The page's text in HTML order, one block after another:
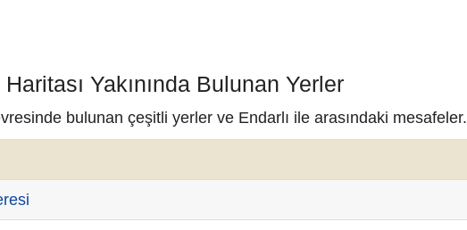
Haritası Yakınında Bulunan Yerler
bulunan çeşitli yerler ve Endarlı ile arasındaki mesafeler.